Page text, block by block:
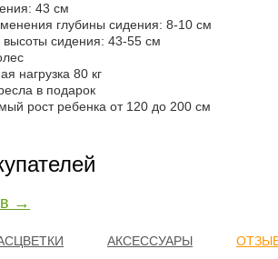
43 см
глубины сидения: 8-10 см
сидения: 43-55 см
нагрузка 80 кг
в подарок
рост ребенка от 120 до 200 см
→
АКСЕССУАРЫ